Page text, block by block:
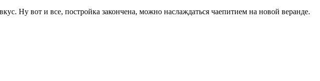
Ну вот и все, постройка закончена, можно наслаждаться чаепитием на новой веранде.